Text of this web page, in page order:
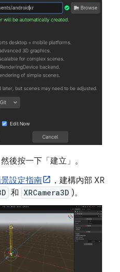
後按一下「建立」 。
設定指南
，建構內部 XR
和 XRCamera3D )。